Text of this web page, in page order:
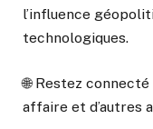
l’influence
technologiques.
🌐 Restez
affaire et d’autres